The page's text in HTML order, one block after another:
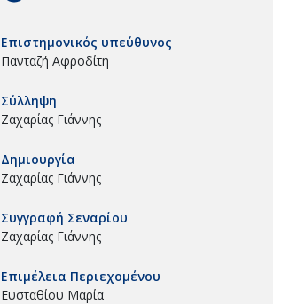
Επιστημονικός υπεύθυνος
Πανταζή Αφροδίτη
Σύλληψη
Ζαχαρίας Γιάννης
Δημιουργία
Ζαχαρίας Γιάννης
Συγγραφή Σεναρίου
Ζαχαρίας Γιάννης
Επιμέλεια Περιεχομένου
Ευσταθίου Μαρία